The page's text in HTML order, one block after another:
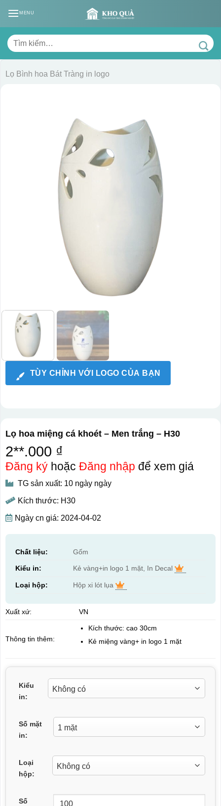
MENU
Tìm
kiếm:
Lọ Bình hoa Bát Tràng in logo
TÙY CHỈNH VỚI LOGO CỦA BẠN
Lọ hoa miệng cá khoét – Men trắng – H30
2**.000 ₫
Đăng kýhoặc Đăng nhập để xem giá
TG sản xuất: 10 ngày ngày
Kích thước: H30
Ngày cn giá: 2024-04-02
Chất liệu: Gốm
Kiểu in: Kẻ vàng+in logo 1 mặt, In Decal
Loại hộp: Hộp xi lót lụa
Xuất xứ: VN
Thông tin thêm:
Kích thước: cao 30cm
Kẻ miệng vàng+ in logo 1 mặt
Kiểu
in:
Số mặt
in:
Loại
hộp:
Số